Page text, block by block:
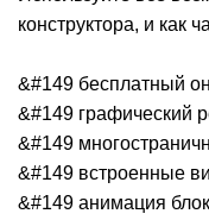
конструктора, и как
&#149 бесплатный
&#149 графический
&#149
&#149 встроенные
&#149 анимация